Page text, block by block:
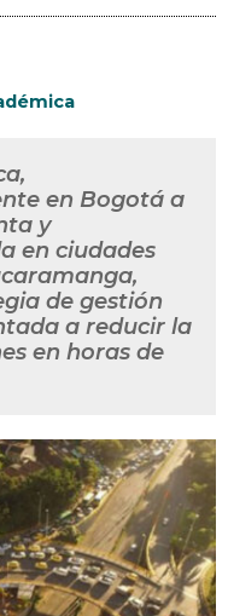
en Bogotá a
y
en ciudades
de gestión
a reducir la
en horas de